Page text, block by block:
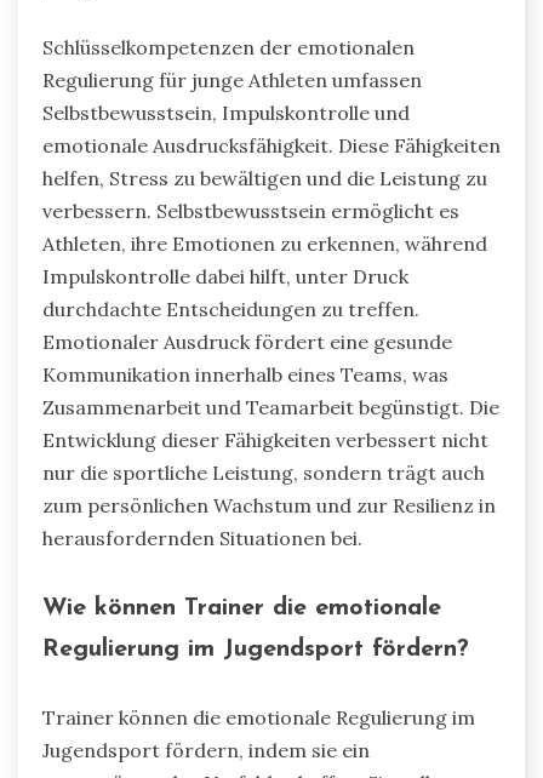
Schlüsselkompetenzen der emotionalen
Regulierung für junge Athleten umfassen
Selbstbewusstsein, Impulskontrolle und
emotionale Ausdrucksfähigkeit. Diese Fähigkeiten
helfen, Stress zu bewältigen und die Leistung zu
verbessern. Selbstbewusstsein ermöglicht es
Athleten, ihre Emotionen zu erkennen, während
Impulskontrolle dabei hilft, unter Druck
durchdachte Entscheidungen zu treffen.
Emotionaler Ausdruck fördert eine gesunde
Kommunikation innerhalb eines Teams, was
Zusammenarbeit und Teamarbeit begünstigt. Die
Entwicklung dieser Fähigkeiten verbessert nicht
nur die sportliche Leistung, sondern trägt auch
zum persönlichen Wachstum und zur Resilienz in
herausfordernden Situationen bei.
Wie können Trainer die emotionale
Regulierung im Jugendsport fördern?
Trainer können die emotionale Regulierung im
Jugendsport fördern, indem sie ein